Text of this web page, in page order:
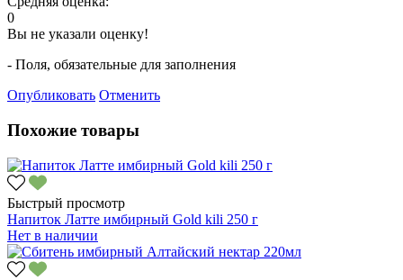
0
Вы не указали оценку!
- Поля, обязательные для заполнения
Опубликовать Отменить
Похожие товары
Быстрый просмотр
Напиток Латте имбирный Gold kili 250 г
Нет в наличии